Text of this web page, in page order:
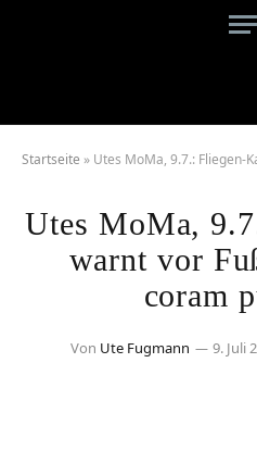
Startseite » Utes MoMa, 9.7.: Fliegen-Karl
Utes MoMa,
warnt vor
coram
Von Ute Fugmann 9. Juli